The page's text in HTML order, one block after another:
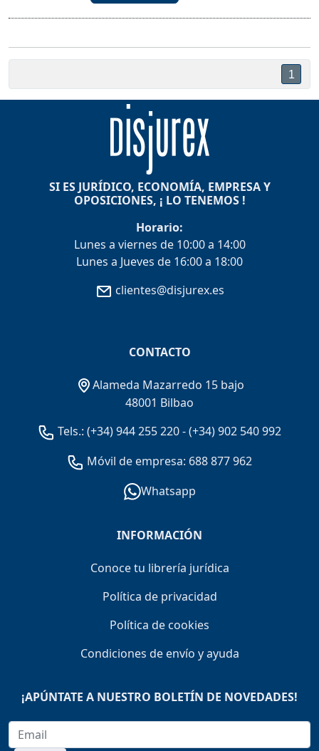
1
SI ES JURÍDICO, ECONOMÍA, EMPRESA Y
OPOSICIONES, ¡ LO TENEMOS !
Horario:
Lunes a viernes de 10:00 a 14:00
Lunes a Jueves de 16:00 a 18:00
clientes@disjurex.es
CONTACTO
Alameda Mazarredo 15 bajo
48001 Bilbao
Tels.: (+34) 944 255 220-(+34) 902 540 992
Móvil de empresa: 688 877 962
Whatsapp
INFORMACIÓN
Conoce tu librería jurídica
Política de privacidad
Política de cookies
Condiciones de envío y ayuda
¡APÚNTATE A NUESTRO BOLETÍN DE NOVEDADES!